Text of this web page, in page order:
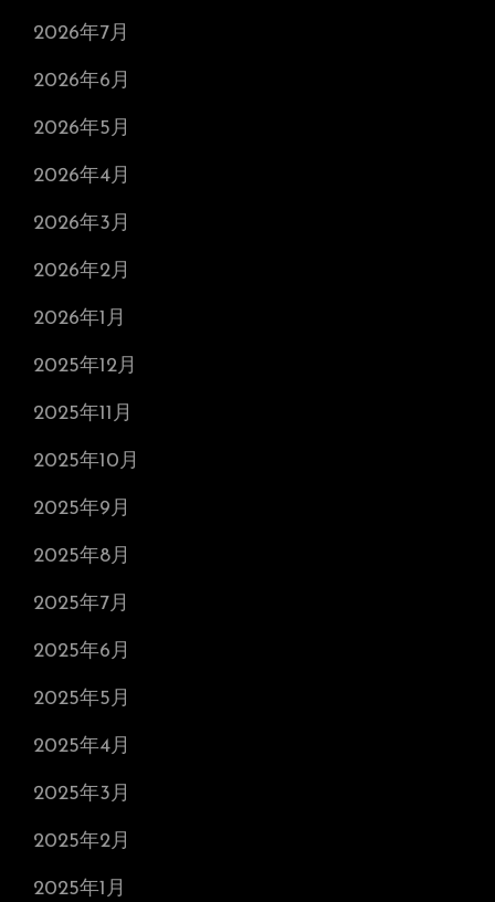
2026年7月
2026年6月
2026年5月
2026年4月
2026年3月
2026年2月
2026年1月
2025年12月
2025年11月
2025年10月
2025年9月
2025年8月
2025年7月
2025年6月
2025年5月
2025年4月
2025年3月
2025年2月
2025年1月